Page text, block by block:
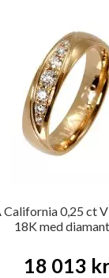
California 0,25 ct
18K med
18 013